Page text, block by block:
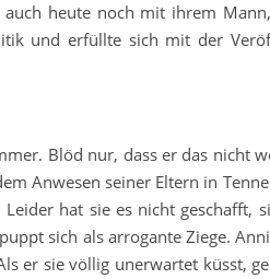
heute noch mit ihrem
und erfüllte sich mit der
Blöd nur, dass er das nicht
Anwesen seiner Eltern in
hat sie es nicht geschafft,
sich als arrogante Ziege.
er sie völlig unerwartet küsst,